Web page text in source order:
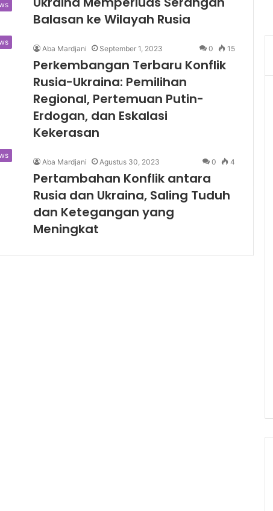
Balasan ke Wilayah Rusia
Aba Mardjani September 1, 2023 0 15
Perkembangan Terbaru Konflik
Rusia-Ukraina: Pemilihan
Regional, Pertemuan Putin-
Erdogan, dan Eskalasi
Kekerasan
Aba Mardjani Agustus 30, 2023 0 4
Pertambahan Konflik antara
Rusia dan Ukraina, Saling Tuduh
dan Ketegangan yang
Meningkat